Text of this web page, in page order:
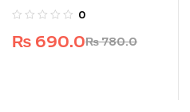
0
₨780.0
₨ 690.0